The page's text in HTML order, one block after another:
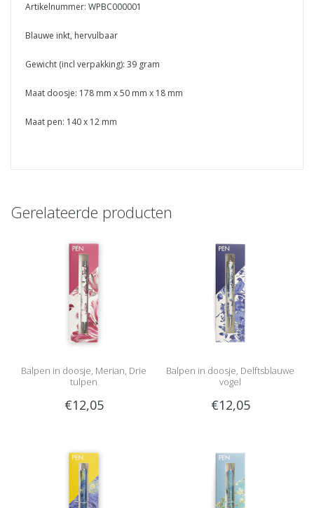
Artikelnummer: WPBC000001
Blauwe inkt, hervulbaar
Gewicht (incl verpakking): 39 gram
Maat doosje: 178 mm x 50 mm x 18 mm
Maat pen: 140 x 12 mm
Gerelateerde producten
Balpen in doosje, Merian, Drie
tulpen
€12,05
Balpen in doosje, Delftsblauwe
vogel
€12,05